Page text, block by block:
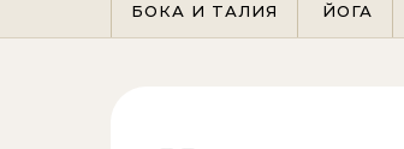
БОКА И ТАЛИЯ ЙОГА